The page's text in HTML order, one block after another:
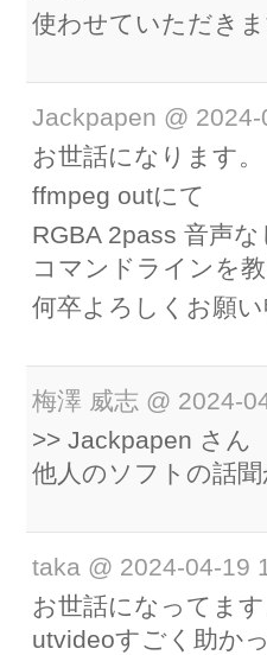
使わせていただきま
Jackpapen @
お世話になります。
ffmpeg outにて
RGBA 2pass 音声
コマンドラインを
何卒よろしくお願い
梅澤 威志 @ 2024-
>> Jackpapen さん
他人のソフトの話
taka @ 2024-04-19
お世話になってます
utvideoすごく助か